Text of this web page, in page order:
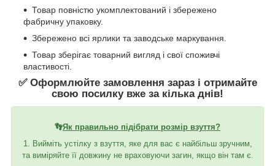
Товар повністю укомплектований і збережено
фабричну упаковку.
Збережено всі ярлики та заводське маркування.
Товар зберігає товарний вигляд і свої споживчі
властивості.
✅ Оформлюйте замовлення зараз і отримайте
свою посилку вже за кілька днів!
👣Як правильно підібрати розмір взуття?
1. Вийміть устілку з взуття, яке для вас є найбільш зручним,
та виміряйте її довжину не враховуючи загин, якщо він там є.